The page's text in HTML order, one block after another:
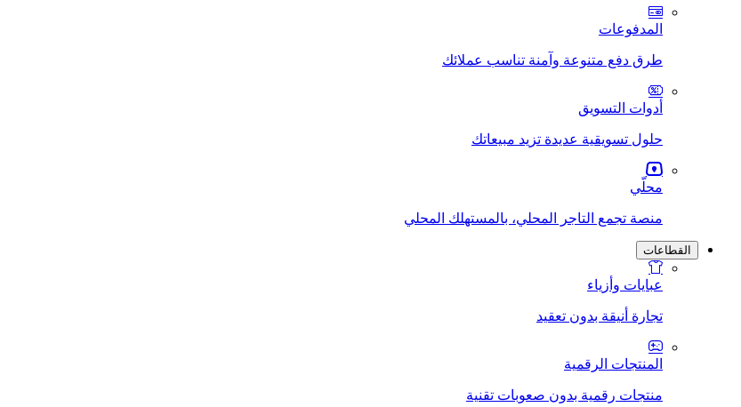
المدفوعات
طرق دفع متنوعة وآمنة تناسب عملائك
أدوات التسويق
حلول تسويقية عديدة تزيد مبيعاتك
محلّي
منصة تجمع التاجر المحلي، بالمستهلك المحلي
القطاعات
عبايات وأزياء
تجارة أنيقة بدون تعقيد
المنتجات الرقمية
منتجات رقمية بدون صعوبات تقنية